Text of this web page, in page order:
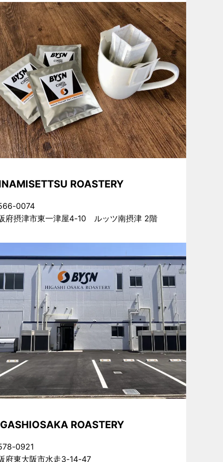
ROASTERY
0074
府摂津市東一津屋4-10 ルッツ南摂津 2階
ROASTERY
0921
府東大阪市水走3-14-47